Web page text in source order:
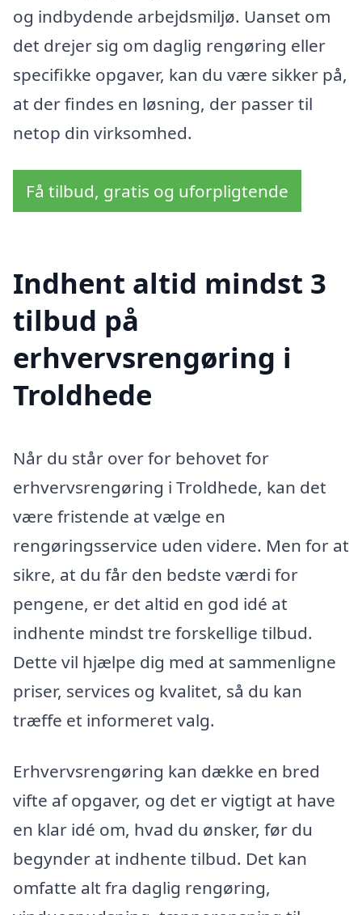
og indbydende arbejdsmiljø. Uanset om
det drejer sig om daglig rengøring eller
specifikke opgaver, kan du være sikker på,
at der findes en løsning, der passer til
netop din virksomhed.
Få tilbud, gratis og uforpligtende
Indhent altid mindst 3
tilbud på
erhvervsrengøring i
Troldhede
Når du står over for behovet for
erhvervsrengøring i Troldhede, kan det
være fristende at vælge en
rengøringsservice uden videre. Men for at
sikre, at du får den bedste værdi for
pengene, er det altid en god idé at
indhente mindst tre forskellige tilbud.
Dette vil hjælpe dig med at sammenligne
priser, services og kvalitet, så du kan
træffe et informeret valg.
Erhvervsrengøring kan dække en bred
vifte af opgaver, og det er vigtigt at have
en klar idé om, hvad du ønsker, før du
begynder at indhente tilbud. Det kan
omfatte alt fra daglig rengøring,